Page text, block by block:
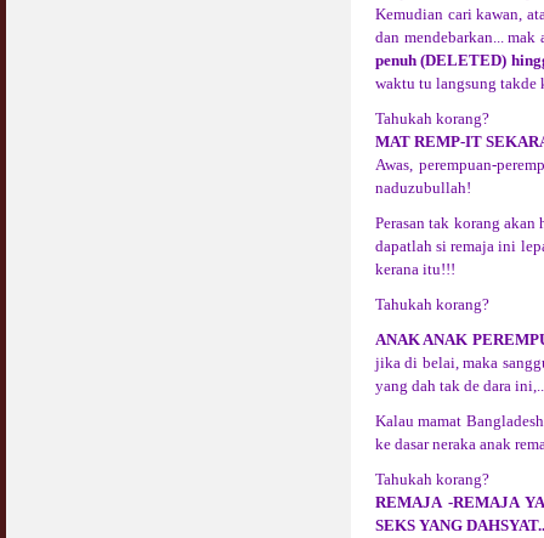
Kemudian cari kawan,
dan mendebarkan...
penuh (DELETED)
waktu tu langsung takde
Tahukah korang?
MAT REMP-IT
Awas, perempuan-
naduzubullah!
Perasan tak korang
dapatlah si remaja ini
kerana itu!!!
Tahukah korang?
ANAK ANAK
jika di belai, maka
yang dah tak de dara
Kalau mamat
ke dasar neraka anak
Tahukah korang?
REMAJA -REMAJA
SEKS YANG DAHSYAT..